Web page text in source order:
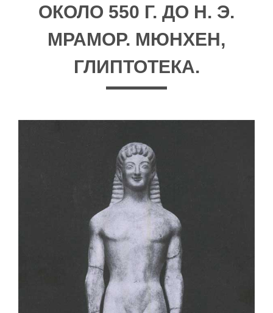
ОКОЛО 550 Г. ДО Н. Э.
МРАМОР. МЮНХЕН,
ГЛИПТОТЕКА.